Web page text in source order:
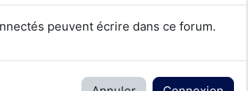
peuvent écrire dans ce forum.